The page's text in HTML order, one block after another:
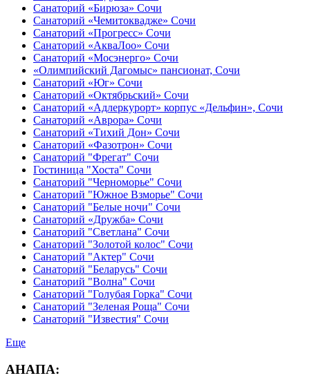
Санаторий «Бирюза» Сочи
Санаторий «Чемитоквадже» Сочи
Санаторий «Прогресс» Сочи
Санаторий «АкваЛоо» Сочи
Санаторий «Мосэнерго» Сочи
«Олимпийский Дагомыс» пансионат, Сочи
Санаторий «Юг» Сочи
Санаторий «Октябрьский» Сочи
Санаторий «Адлеркурорт» корпус «Дельфин», Сочи
Санаторий «Аврора» Сочи
Санаторий «Тихий Дон» Сочи
Санаторий «Фазотрон» Сочи
Санаторий "Фрегат" Сочи
Гостиница "Хоста" Сочи
Санаторий "Черноморье" Сочи
Санаторий "Южное Взморье" Сочи
Санаторий "Белые ночи" Сочи
Санаторий «Дружба» Сочи
Санаторий "Светлана" Сочи
Санаторий "Золотой колос" Сочи
Санаторий "Актер" Сочи
Санаторий "Беларусь" Сочи
Санаторий "Волна" Сочи
Санаторий "Голубая Горка" Сочи
Санаторий "Зеленая Роща" Сочи
Санаторий "Известия" Сочи
Еще
АНАПА: